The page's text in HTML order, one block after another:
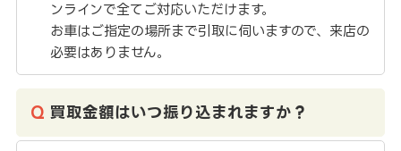
ンラインで全てご対応いただけます。
お車はご指定の場所まで引取に伺いますので、来店の
必要はありません。
買取金額はいつ振り込まれますか？